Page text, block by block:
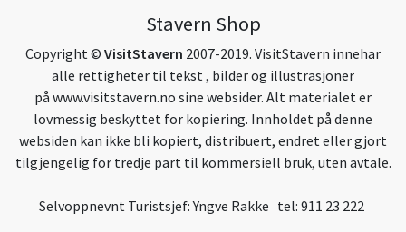
Stavern Shop
Copyright © VisitStavern 2007-2019. VisitStavern innehar
alle rettigheter til tekst , bilder og illustrasjoner
på www.visitstavern.no sine websider. Alt materialet er
lovmessig beskyttet for kopiering. Innholdet på denne
websiden kan ikke bli kopiert, distribuert, endret eller gjort
tilgjengelig for tredje part til kommersiell bruk, uten avtale.
Selvoppnevnt Turistsjef: Yngve Rakke tel: 911 23 222